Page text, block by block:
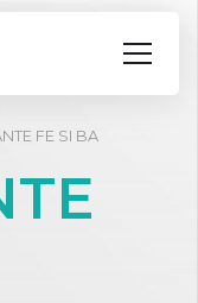
FE SI BA